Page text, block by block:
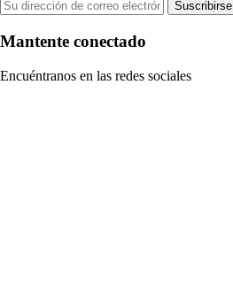
Suscribirse
Mantente conectado
Encuéntranos en las redes sociales